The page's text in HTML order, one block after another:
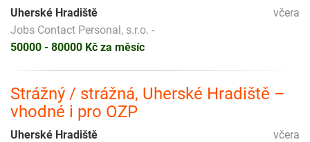
včera
Uherské Hradiště
Jobs Contact Personal, s.r.o. -
50000 - 80000 Kč za měsíc
Strážný / strážná, Uherské Hradiště –
vhodné i pro OZP
včera
Uherské Hradiště